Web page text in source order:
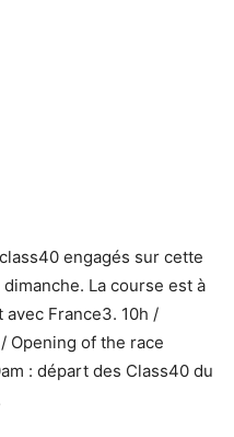
engagés sur cette
La course est à
avec France3. 10h /
Opening of the race
: départ des Class40 du